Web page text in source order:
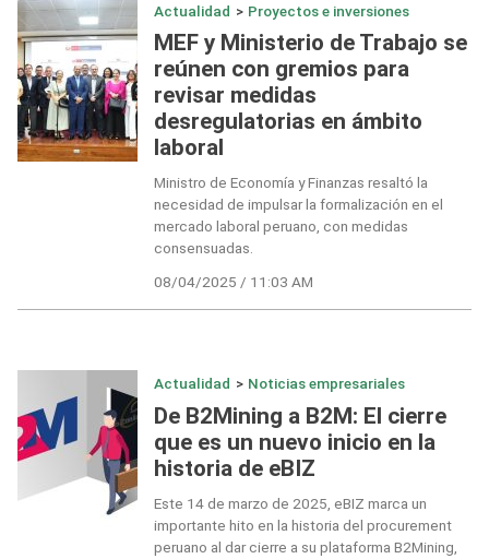
Actualidad > Proyectos e inversiones
MEF y Ministerio de Trabajo se
reúnen con gremios para
revisar medidas
desregulatorias en ámbito
laboral
Ministro de Economía y Finanzas resaltó la
necesidad de impulsar la formalización en el
mercado laboral peruano, con medidas
consensuadas.
08/04/2025 / 11:03 AM
Actualidad > Noticias empresariales
De B2Mining a B2M: El cierre
que es un nuevo inicio en la
historia de eBIZ
Este 14 de marzo de 2025, eBIZ marca un
importante hito en la historia del procurement
peruano al dar cierre a su plataforma B2Mining,